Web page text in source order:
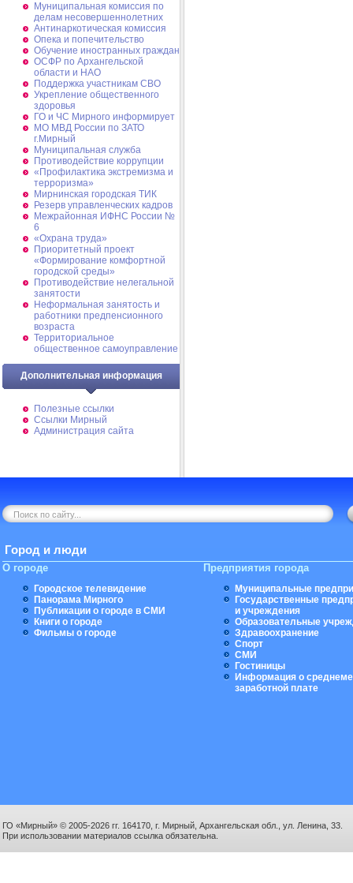
Муниципальная комиссия по
делам несовершеннолетних
Антинаркотическая комиссия
Опека и попечительство
Обучение иностранных граждан
ОСФР по Архангельской
области и НАО
Поддержка участникам СВО
Укрепление общественного
здоровья
ГО и ЧС Мирного информирует
МО МВД России по ЗАТО
г.Мирный
Муниципальная cлужба
Противодействие коррупции
«Профилактика экстремизма и
терроризма»
Мирнинская городская ТИК
Резерв управленческих кадров
Межрайонная ИФНС России №
6
«Охрана труда»
Приоритетный проект
«Формирование комфортной
городской среды»
Противодействие нелегальной
занятости
Неформальная занятость и
работники предпенсионного
возраста
Территориальное
общественное самоуправление
Дополнительная информация
Полезные ссылки
Ссылки Мирный
Администрация сайта
Город и люди
О городе
Городское телевидение
Панорама Мирного
Публикации о городе в СМИ
Книги о городе
Фильмы о городе
Предприятия города
Муниципальные
Государственные
и учреждения
Образовательные
Здравоохранение
Спорт
СМИ
Гостиницы
Информация о
заработной плате
ГО «Мирный» © 2005-2026 гг. 164170, г. Мирный, Архангельская обл., ул. Ленина, 33.
При использовании материалов ссылка обязательна.